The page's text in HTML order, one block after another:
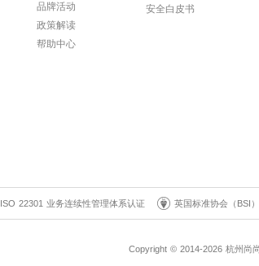
品牌活动
政策解读
帮助中心
安全白皮书
ISO 22301 业务连续性管理体系认证 英国标准协会（BSI
Copyright © 2014-2026 杭州尚